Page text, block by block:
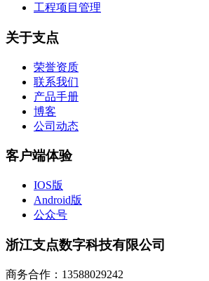
工程项目管理
关于支点
荣誉资质
联系我们
产品手册
博客
公司动态
客户端体验
IOS版
Android版
公众号
浙江支点数字科技有限公司
商务合作：13588029242